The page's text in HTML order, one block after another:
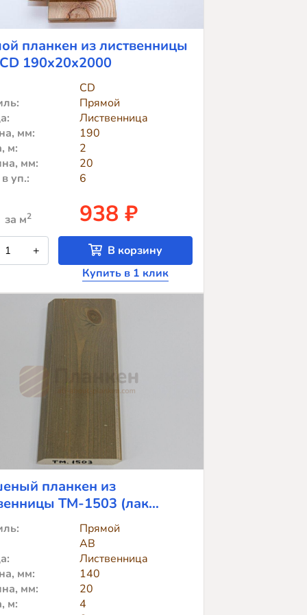
планкен из лиственницы
190x20x2000
CD
Прямой
Лиственница
мм:
190
м:
2
мм:
20
уп.:
6
за м2 938 ₽
+
В корзину
Купить в 1 клик
планкен из
TM-1503 (лак
Прямой
АВ
Лиственница
мм:
140
мм:
20
м:
4